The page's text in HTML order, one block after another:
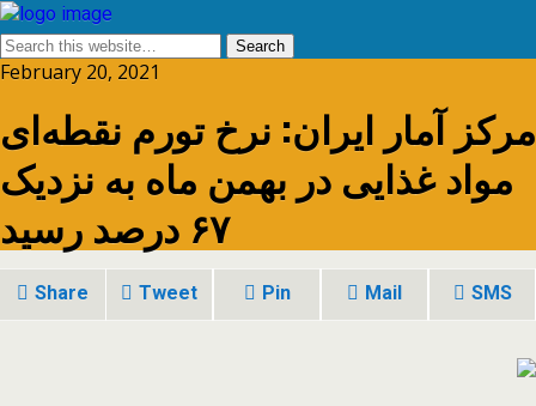
February 20, 2021
مرکز آمار ایران: نرخ تورم نقطه‌ای
مواد غذایی در بهمن ماه به نزدیک
۶۷ درصد رسید
Share Tweet Pin Mail SMS